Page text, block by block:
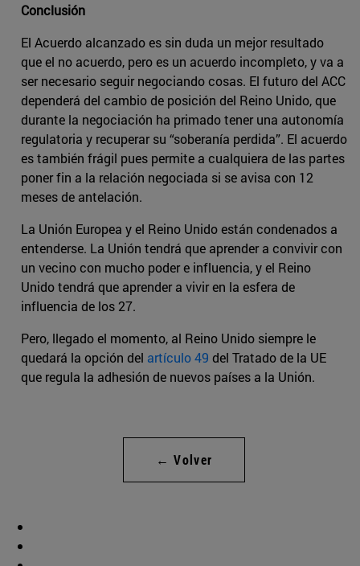
Conclusión
El Acuerdo alcanzado es sin duda un mejor resultado
que el no acuerdo, pero es un acuerdo incompleto, y va a
ser necesario seguir negociando cosas. El futuro del ACC
dependerá del cambio de posición del Reino Unido, que
durante la negociación ha primado tener una autonomía
regulatoria y recuperar su “soberanía perdida”. El acuerdo
es también frágil pues permite a cualquiera de las partes
poner fin a la relación negociada si se avisa con 12
meses de antelación.
La Unión Europea y el Reino Unido están condenados a
entenderse. La Unión tendrá que aprender a convivir con
un vecino con mucho poder e influencia, y el Reino
Unido tendrá que aprender a vivir en la esfera de
influencia de los 27.
Pero, llegado el momento, al Reino Unido siempre le
quedará la opción del artículo 49 del Tratado de la UE
que regula la adhesión de nuevos países a la Unión.
← Volver